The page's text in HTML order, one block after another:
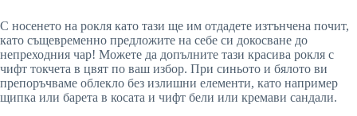
С носенето на рокля като тази ще им отдадете изтънчена почит,
като същевременно предложите на себе си докосване до
непреходния чар! Можете да допълните тази красива рокля с
чифт токчета в цвят по ваш избор. При синьото и бялото ви
препоръчваме облекло без излишни елементи, като например
щипка или барета в косата и чифт бели или кремави сандали.